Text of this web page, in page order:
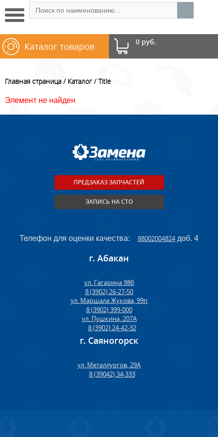
0 руб.
Каталог товаров
Главная страница Каталог Title
Элемент не найден
ПРЕДЗАКАЗ ЗАПЧАСТЕЙ
ЗАПИСЬ НА СТО
Телефон для оценки качества: 88002004824доб. 4
г. Абакан
ул. Гагарина 98б
8 (3902) 26-27-50
ул. Маршала Жукова, 99п
8 (3902) 399-000
ул. Пушкина, 207А
8 (3902) 24-42-32
г. Саяногорск
ул. Металлургов, 29А
8 (39042) 34-333